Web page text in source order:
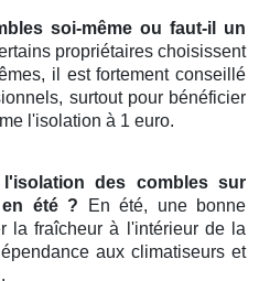
soi-même ou faut-il un
propriétaires choisissent
il est fortement conseillé
surtout pour bénéficier
l'isolation à 1 euro.
des combles sur
en été ? En été, une bonne
la fraîcheur à l'intérieur de la
aux climatiseurs et